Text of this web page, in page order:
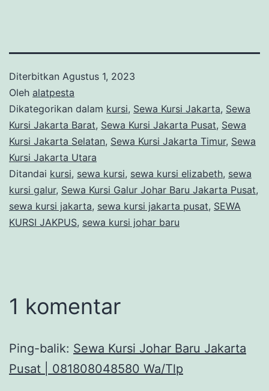
Diterbitkan Agustus 1, 2023
Oleh alatpesta
Dikategorikan dalam kursi, Sewa Kursi Jakarta, Sewa
Kursi Jakarta Barat, Sewa Kursi Jakarta Pusat, Sewa
Kursi Jakarta Selatan, Sewa Kursi Jakarta Timur, Sewa
Kursi Jakarta Utara
Ditandai kursi, sewa kursi, sewa kursi elizabeth, sewa
kursi galur, Sewa Kursi Galur Johar Baru Jakarta Pusat,
sewa kursi jakarta, sewa kursi jakarta pusat, SEWA
KURSI JAKPUS, sewa kursi johar baru
1 komentar
Ping-balik: Sewa Kursi Johar Baru Jakarta
Pusat | 081808048580 Wa/Tlp